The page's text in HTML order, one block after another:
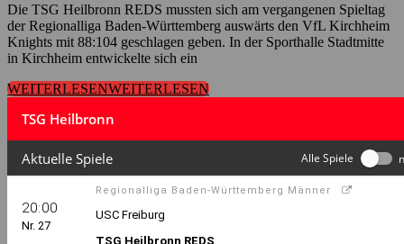
Die TSG Heilbronn REDS mussten sich am vergangenen Spieltag
der Regionalliga Baden-Württemberg auswärts den VfL Kirchheim
Knights mit 88:104 geschlagen geben. In der Sporthalle Stadtmitte
in Kirchheim entwickelte sich ein
WEITERLESENWEITERLESEN